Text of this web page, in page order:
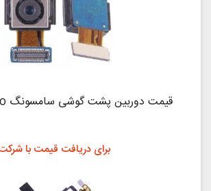
قیمت دوربین پشت گوشی سامسونگ C7 Pro
برای دریافت قیمت با